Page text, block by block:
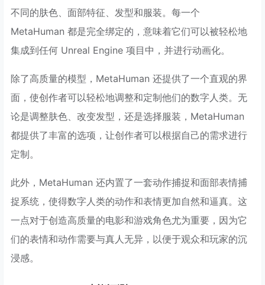
不同的肤色、面部特征、发型和服装。每一个
MetaHuman 都是完全绑定的，意味着它们可以被轻松地
集成到任何 Unreal Engine 项目中，并进行动画化。
除了高质量的模型，MetaHuman 还提供了一个直观的界
面，使创作者可以轻松地调整和定制他们的数字人类。无
论是调整肤色、改变发型，还是选择服装，MetaHuman
都提供了丰富的选项，让创作者可以根据自己的需求进行
定制。
此外，MetaHuman 还内置了一套动作捕捉和面部表情捕
捉系统，使得数字人类的动作和表情更加自然和逼真。这
一点对于创造高质量的电影和游戏角色尤为重要，因为它
们的表情和动作需要与真人无异，以便于观众和玩家的沉
浸感。